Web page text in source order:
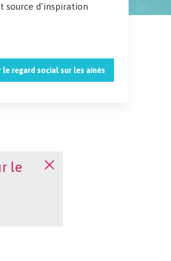
source d’inspiration
le regard social sur les ainés
le